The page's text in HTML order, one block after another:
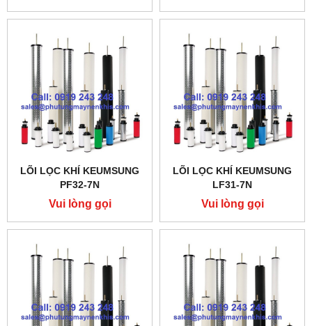
LÕI LỌC KHÍ KEUMSUNG
PF32-7N
Vui lòng gọi
LÕI LỌC KHÍ KEUMSUNG
LF31-7N
Vui lòng gọi